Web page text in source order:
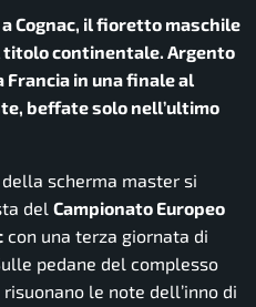
Cognac, il fioretto maschile
titolo continentale. Argento
in una finale al
beffate solo nell’ultimo
della scherma master si
del Campionato Europeo
con una terza giornata di
pedane del complesso
le note dell’inno di